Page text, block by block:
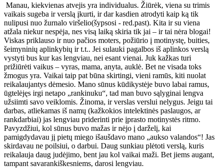
Manau, kiekvienas atvejis yra individualus. Žiūrėk, viena su trimis
vaikais sugeba ir verslą įkurti, ir dar kasdien atrodyti kaip ką tik
nulipusi nuo žurnalo viršelio(šypsosi - red.past). Kita ir su viena
atžala niekur nespėja, nes visą laiką skiria tik jai – ir tai nėra blogai!
Viskas priklauso ir nuo pačios moters, požiūrio į motinystę, buities,
šeimyninių aplinkybių ir t.t.. Jei sulauki pagalbos iš aplinkos verslą
vystyti bus kur kas lengviau, nei esant vienai. Juk kažkas turi
prižiūrėti vaikus – vyras, mama, anyta, auklė. Bet ne visada toks
žmogus yra. Vaikai taip pat būna skirtingi, vieni ramūs, kiti nuolat
reikalaujantys dėmesio. Mano sūnus kūdikystėje buvo labai ramus,
ūgtelėjęs irgi netapo „rankinuku“, tad man buvo sąlyginai lengva
užsiimti savo veiklomis. Žinoma, ir verslas verslui nelygus. Jeigu tai
darbas, atliekamas iš namų (kažkokios intelektinės paslaugos, ar
rankdarbiai) jas lengviau priderinti prie įprasto motinystės ritmo.
Pavyzdžiui, kol sūnus buvo mažas ir nėjo į darželį, kai
pamigdydavau jį pietų miego išaušdavo mano „aukso valandos“! Jas
skirdavau ne poilsiui, o darbui. Daug sunkiau plėtoti verslą, kuris
reikalauja daug judėjimo, bent jau kol vaikai maži. Bet jiems augant,
tampant savarankiškesniems, darosi lengviau.